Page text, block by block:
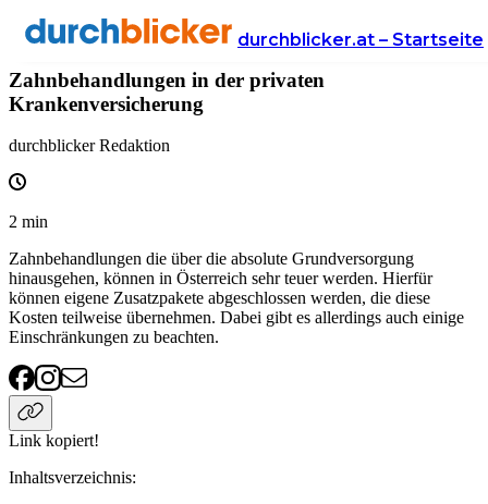
durchblicker.at – Startseite
Wissen Versicherung krankenversicherung
Zahnbehandlungen in der privaten
Krankenversicherung
durchblicker Redaktion
2 min
Zahnbehandlungen die über die absolute Grundversorgung
hinausgehen, können in Österreich sehr teuer werden. Hierfür
können eigene Zusatzpakete abgeschlossen werden, die diese
Kosten teilweise übernehmen. Dabei gibt es allerdings auch einige
Einschränkungen zu beachten.
Link kopiert!
Inhaltsverzeichnis: